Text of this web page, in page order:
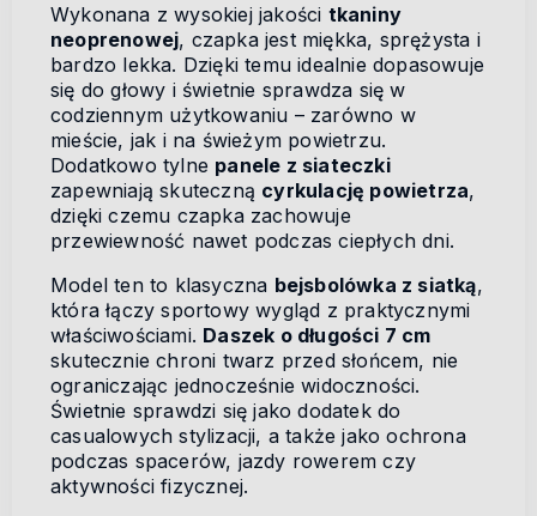
Wykonana z wysokiej jakości tkaniny
neoprenowej, czapka jest miękka, sprężysta i
bardzo lekka. Dzięki temu idealnie dopasowuje
się do głowy i świetnie sprawdza się w
codziennym użytkowaniu – zarówno w
mieście, jak i na świeżym powietrzu.
Dodatkowo tylne panele z siateczki
zapewniają skuteczną cyrkulację powietrza,
dzięki czemu czapka zachowuje
przewiewność nawet podczas ciepłych dni.
Model ten to klasyczna bejsbolówka z siatką,
która łączy sportowy wygląd z praktycznymi
właściwościami. Daszek o długości 7 cm
skutecznie chroni twarz przed słońcem, nie
ograniczając jednocześnie widoczności.
Świetnie sprawdzi się jako dodatek do
casualowych stylizacji, a także jako ochrona
podczas spacerów, jazdy rowerem czy
aktywności fizycznej.